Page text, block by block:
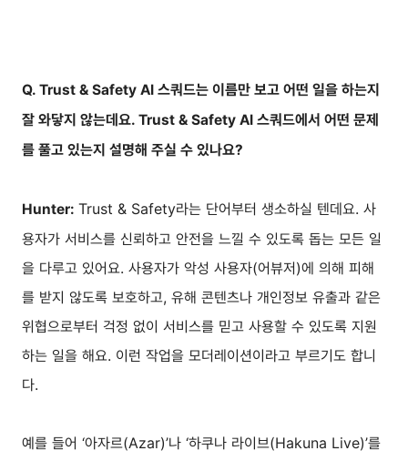
Q. Trust & Safety AI 스쿼드는 이름만 보고 어떤 일을 하는지
잘 와닿지 않는데요. Trust & Safety AI 스쿼드에서 어떤 문제
를 풀고 있는지 설명해 주실 수 있나요?
Hunter: Trust & Safety라는 단어부터 생소하실 텐데요. 사
용자가 서비스를 신뢰하고 안전을 느낄 수 있도록 돕는 모든 일
을 다루고 있어요. 사용자가 악성 사용자(어뷰저)에 의해 피해
를 받지 않도록 보호하고, 유해 콘텐츠나 개인정보 유출과 같은
위협으로부터 걱정 없이 서비스를 믿고 사용할 수 있도록 지원
하는 일을 해요. 이런 작업을 모더레이션이라고 부르기도 합니
다.
예를 들어 ‘아자르(Azar)’나 ‘하쿠나 라이브(Hakuna Live)’를